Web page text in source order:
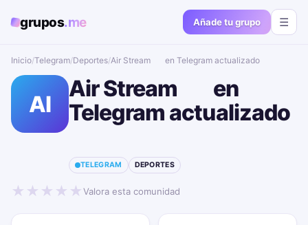
grupos.me Añade tu grupo ☰
Inicio/Telegram/Deportes/Air Stream ⚽️ en Telegram actualizado📱🔥
AI
Air Stream ⚽️ en
Telegram actualizado
TELEGRAM DEPORTES
★ ★ ★ ★ ★Valora esta comunidad